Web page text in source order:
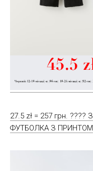
27.5 zł = 257 грн.
ФУТБОЛКА З ПРИНТОМ